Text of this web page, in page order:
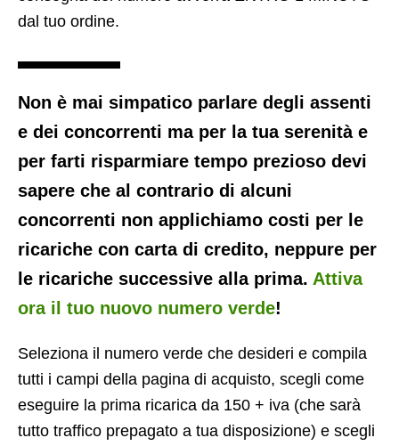
dal tuo ordine.
Non è mai simpatico parlare degli assenti
e dei concorrenti ma per la tua serenità e
per farti risparmiare tempo prezioso devi
sapere che al contrario di alcuni
concorrenti non applichiamo costi per le
ricariche con carta di credito, neppure per
le ricariche successive alla prima. Attiva
ora il tuo nuovo numero verde!
Seleziona il numero verde che desideri e compila
tutti i campi della pagina di acquisto, scegli come
eseguire la prima ricarica da 150 + iva (che sarà
tutto traffico prepagato a tua disposizione) e scegli